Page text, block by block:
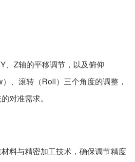
Z轴的平移调节，以及俯仰
）、滚转（Roll）三个角度的调整，
对准需求。
与精密加工技术，确保调节精度